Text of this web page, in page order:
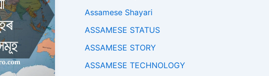
Assamese Shayari
ASSAMESE STATUS
ASSAMESE STORY
ASSAMESE TECHNOLOGY